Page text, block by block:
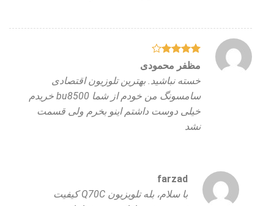
نمره
از 5
مظفر محمودی
خسته نباشید. بهترین تلوزیون اقتصادی
سامسونگ من خودم از شما bu8500 خریدم
خیلی دوست داشتم اینو بخرم ولی قسمت
نشد
farzad
با سلام، بله تلویزیون Q70C کیفیت